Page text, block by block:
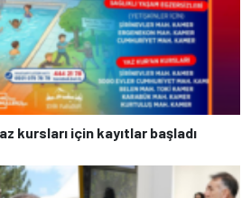
kursları için kayıtlar başladı